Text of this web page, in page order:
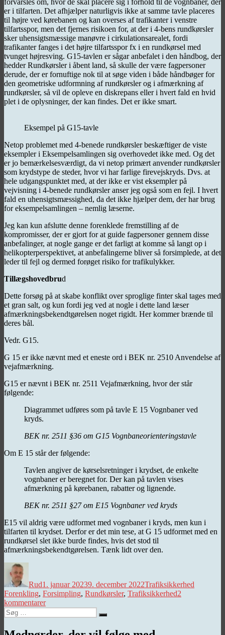
er i tilfarten. Det afhjælper naturligvis ikke at samme tavle placeres
til højre ved kørebanen og kan overses af trafikanter i venstre
tilfartsspor, men det fjernes risikoen for, at der i 4-bens rundkørsler
sker uhensigtsmæssige manøvre i cirkulationsarealet, fordi
trafikanter fanges i det højre tilfartsspor fx i en rundkørsel med
tvunget højresving. G15-tavlen er sågar anbefalet i den håndbog, der
hedder Rundkørsler i åbent land, så skulle der være fagpersoner
derude, der er fornuftige nok til at søge viden i både håndbøger for
den geometriske udformning af rundkørsler og i afmærkning af
rundkørsler, så vil de opleve en diskrepans eller i hvert fald en hvid
plet i de oplysninger, der kan findes. Det er ikke smart.
Eksempel på G15-tavle
Netop problemet med 4-benede rundkørsler beskæftiger de viste
eksempler i Eksempelsamlingen sig overhovedet ikke med. Og det
er jo bemærkelsesværdigt, da vi netop primært anvender rundkørsler
som krydstype de steder, hvor vi har farlige firevejskryds. Dvs. at
hele udgangspunktet med, at der ikke er vist eksempler på
vejvisning i 4-benede rundkørsler anser jeg også som en fejl. I hvert
fald en uhensigtsmæssighed, da det ikke hjælper dem, der har brug
for eksempelsamlingen – nemlig læserne.
Jeg kan kun afslutte denne forenklede fremstilling af de
kompromisser, der er gjort for at guide fagpersoner gennem disse
anbefalinger, at nogle gange er det farligt at komme så langt op i
helikopterperspektivet, at anbefalingerne bliver så forsimplede, at det
leder til fejl og dermed forøget risiko for trafikulykker.
Tillægshovedbrud
Dette forsøg på at skabe konflikt over sproglige finter skal tages med
et gran salt, og kun fordi jeg ved at nogle i dette land læser
afmærkningsbekendtgørelsen noget rigidt. Her kommer brænde til
deres bål.
Vedr. G15.
G 15 er ikke nævnt med et eneste ord i BEK nr. 2510 Anvendelse af
vejafmærkning.
G15 er nævnt i BEK nr. 2511 Vejafmærkning, hvor der står
følgende:
Diagrammet udføres som på tavle E 15 Vognbaner ved
kryds.
BEK nr. 2511 §36 om G15 Vognbaneorienteringstavle
Om E 15 står der følgende:
Tavlen angiver de kørselsretninger i krydset, de enkelte
vognbaner er beregnet for. Der kan på tavlen vises
afmærkning på kørebanen, rabatter og lignende.
BEK nr. 2511 §27 om E15 Vognbaner ved kryds
E15 vil aldrig være udformet med vognbaner i kryds, men kun i
tilfarten til krydset. Derfor er det min tese, at G 15 udformet med en
rundkørsel slet ikke burde findes, hvis det stod til
afmærkningsbekendtgørelsen. Tænk lidt over den.
Rud1. januar 20239. december 2022Trafiksikkerhed
Forenkling, Forsimpling, Rundkørsler, Trafiksikkerhed2
kommentarertil
Forenkling
versus
forsimpling
Søg
efter:
Søg